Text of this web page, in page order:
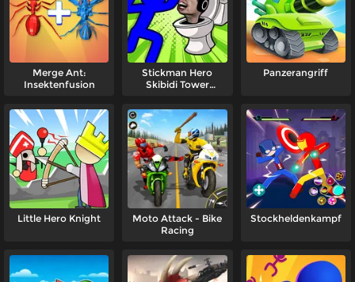
Merge Ant:
Insektenfusion
Stickman Hero
Skibidi Tower
Panzerangriff
Little Hero Knight
Moto Attack - Bike
Racing
Stockheldenkampf